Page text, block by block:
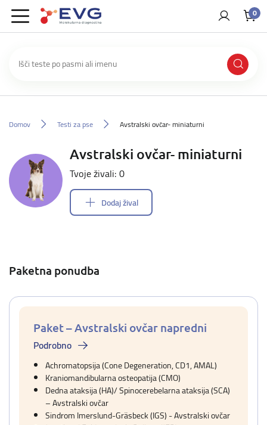
0
Domov Testi za pse Avstralski ovčar- miniaturni
Avstralski ovčar- miniaturni
Tvoje živali: 0
Dodaj žival
Paketna ponudba
Paket – Avstralski ovčar napredni
Podrobno
Achromatopsija (Cone Degeneration, CD1, AMAL)
Kraniomandibularna osteopatija (CMO)
Dedna ataksija (HA)/ Spinocerebelarna ataksija (SCA)
– Avstralski ovčar
Sindrom Imerslund-Gräsbeck (IGS) - Avstralski ovčar